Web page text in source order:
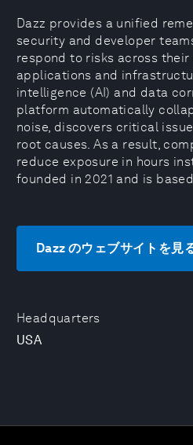
Headquarters
USA
Dazz provides a unified
security and developer
respond to risks across their
applications and
intelligence (AI) and data
platform automatically
noise, discovers critical
root causes. As a result,
reduce exposure in hours
founded in 2021 and is
Dazz のウェブサイトを見